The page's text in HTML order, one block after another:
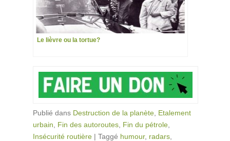
Le lièvre ou la tortue?
Publié dans Destruction de la planète Etalement
urbain
Fin des autoroutes Fin du pétrole
Insécurité routière | Taggé humour, radars